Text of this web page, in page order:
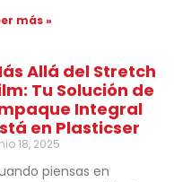
más »
Allá del Stretch
Tu Solución de
Integral
en Plasticser
18, 2025
piensas en